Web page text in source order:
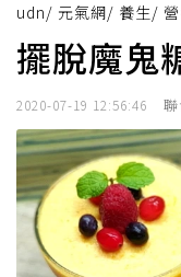
udn/ 元氣網/ 養生/
擺脫魔鬼
2020-07-19 12:56:46